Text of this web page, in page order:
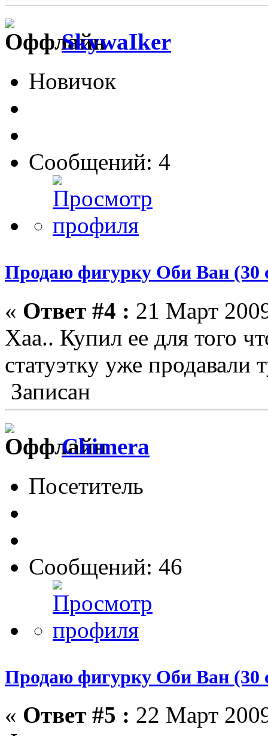
SkywaIker
Новичок
Сообщений: 4
Продаю фигурку Оби Ван (30
« Ответ #4 : 21 Март
Хаа.. Купил ее для того
статуэтку уже продавали
Записан
Chimera
Посетитель
Сообщений: 46
Продаю фигурку Оби Ван (30
« Ответ #5 : 22 Март